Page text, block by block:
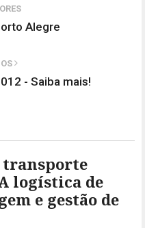
Alegre
- Saiba mais!
logística de
e gestão de